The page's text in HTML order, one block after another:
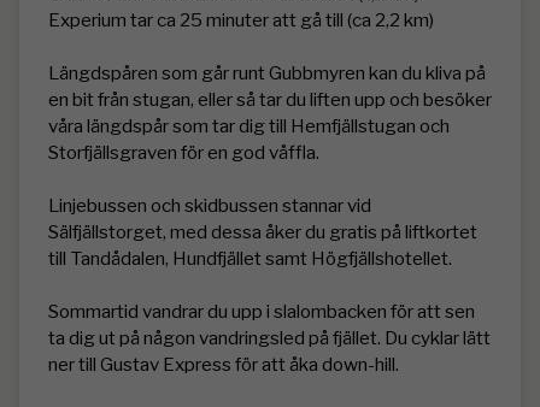
Experium tar ca 25 minuter att gå till (ca 2,2 km)
Längdspåren som går runt Gubbmyren kan du kliva på
en bit från stugan, eller så tar du liften upp och besöker
våra längdspår som tar dig till Hemfjällstugan och
Storfjällsgraven för en god våffla.
Linjebussen och skidbussen stannar vid
Sälfjällstorget, med dessa åker du gratis på liftkortet
till Tandådalen, Hundfjället samt Högfjällshotellet.
Sommartid vandrar du upp i slalombacken för att sen
ta dig ut på någon vandringsled på fjället. Du cyklar lätt
ner till Gustav Express för att åka down-hill.